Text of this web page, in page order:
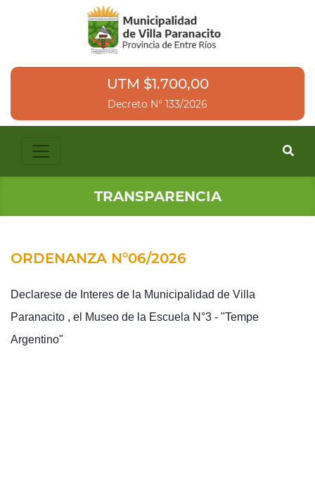
UTM $1.700,00
Decreto N° 133/2026
TRANSPARENCIA
ORDENANZA N°06/2026
Declarese de Interes de la Municipalidad de Villa
Paranacito , el Museo de la Escuela N°3 - "Tempe
Argentino"